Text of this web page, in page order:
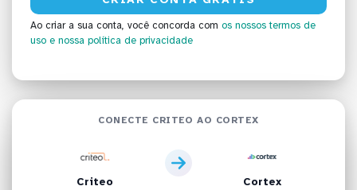
Ao criar a sua conta, você concorda com os nossos termos de
uso e nossa política de privacidade
CONECTE CRITEO AO CORTEX
Criteo Cortex